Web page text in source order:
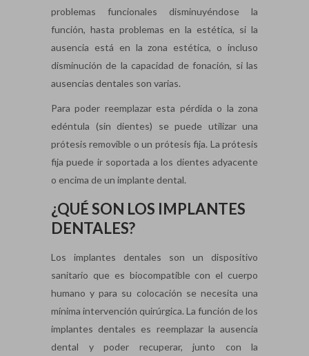
problemas funcionales disminuyéndose la
función, hasta problemas en la estética, si la
ausencia está en la zona estética, o incluso
disminución de la capacidad de fonación, si las
ausencias dentales son varias.
Para poder reemplazar esta pérdida o la zona
edéntula (sin dientes) se puede utilizar una
prótesis removible o un prótesis fija. La prótesis
fija puede ir soportada a los dientes adyacente
o encima de un implante dental.
¿QUÉ SON LOS IMPLANTES
DENTALES?
Los implantes dentales son un dispositivo
sanitario que es biocompatible con el cuerpo
humano y para su colocación se necesita una
mínima intervención quirúrgica. La función de los
implantes dentales es reemplazar la ausencia
dental y poder recuperar, junto con la